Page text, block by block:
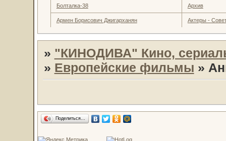
Болталка-38 Архив
Армен Борисович Джигарханян Актеры -
» "КИНОДИВА" Кино,
» Европейские фильмы »
Поделиться…